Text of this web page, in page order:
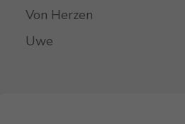
Von Herzen
Uwe